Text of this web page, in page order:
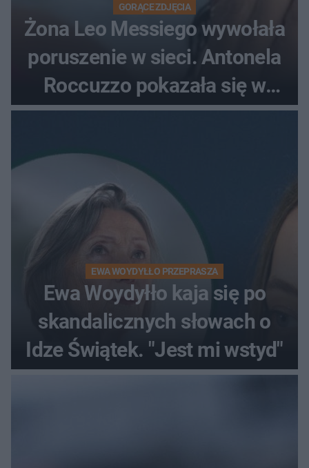
GORĄCE ZDJĘCIA
Żona Leo Messiego wywołała
poruszenie w sieci. Antonela
Roccuzzo pokazała się w
mikrobikini
EWA WOYDYŁŁO PRZEPRASZA
Ewa Woydyłło kaja się po
skandalicznych słowach o
Idze Świątek. "Jest mi wstyd"